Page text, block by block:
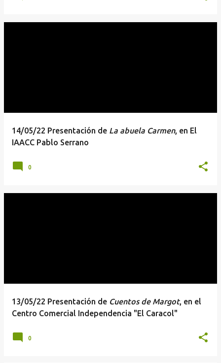
14/05/22 Presentación de La abuela Carmen, en El
IAACC Pablo Serrano
0
13/05/22 Presentación de Cuentos de Margot, en el
Centro Comercial Independencia "El Caracol"
0